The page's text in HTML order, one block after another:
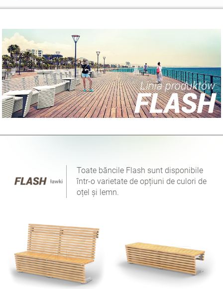
Toate băncile Flash sunt disponibile
într-o varietate de opțiuni de culori de
oțel și lemn.